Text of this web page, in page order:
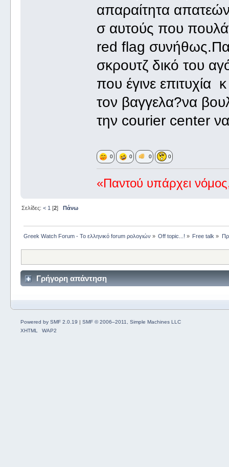
απαραίτητα
σ αυτούς που
red flag
σκρουτζ δικό του
που έγινε επιτυχία
τον βαγγελα?να
την courier center να
0 0 0 0
«Παντού υπάρχει
Σελίδες: < 1 [2] Πάνω
Greek Watch Forum - Το ελληνικό forum ρολογιών » Off topic...! » Free talk »
Γρήγορη απάντηση
Powered by SMF 2.0.19 | SMF © 2006–2011, Simple Machines LLC
XHTML
WAP2